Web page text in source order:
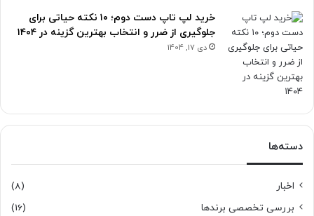
خرید لپ تاپ دست دوم؛ ۱۰ نکته حیاتی برای
جلوگیری از ضرر و انتخاب بهترین گزینه در ۱۴۰۴
دی 17, 1404
دسته‌ها
اخبار
(8)
بررسی تخصصی برندها
(16)